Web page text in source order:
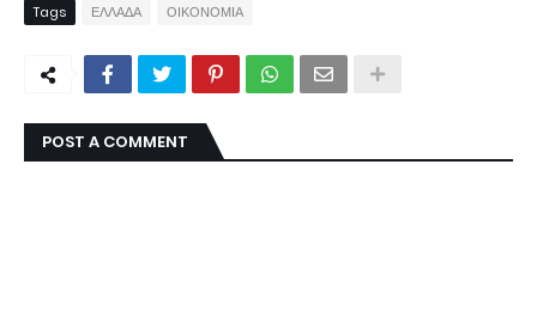
Tags ΕΛΛΑΔΑ ΟΙΚΟΝΟΜΙΑ
POST A COMMENT